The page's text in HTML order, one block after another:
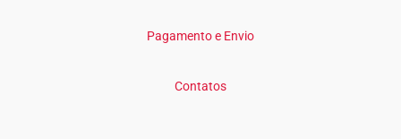
Pagamento e Envio
Contatos